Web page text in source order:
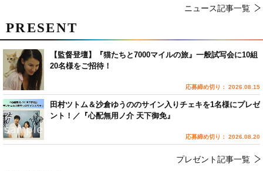
ニュース記事一覧
PRESENT
【監督登壇】『猫たちと7000マイルの旅』一般試写会に10組
20名様をご招待！
応募締め切り： 2026.08.15
田村ツトム＆沙倉ゆうののサイン入りチェキを1名様にプレゼ
ント！／『心配無用ノ介 天下御免』
応募締め切り： 2026.08.20
プレゼント記事一覧